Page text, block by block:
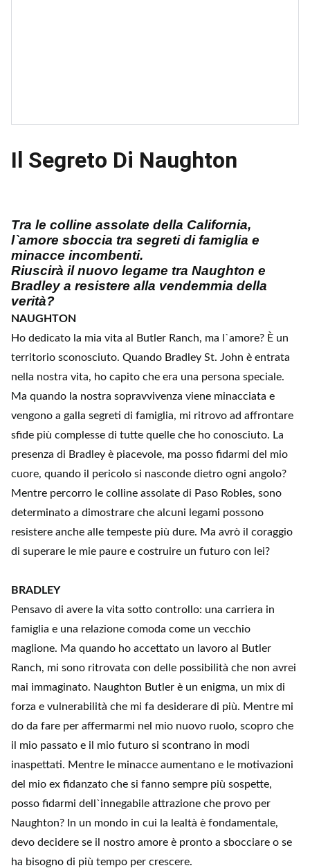
Il Segreto Di Naughton
Tra le colline assolate della California,
l`amore sboccia tra segreti di famiglia e
minacce incombenti.
Riuscirà il nuovo legame tra Naughton e
Bradley a resistere alla vendemmia della
verità?
NAUGHTON
Ho dedicato la mia vita al Butler Ranch, ma l`amore? È un
territorio sconosciuto. Quando Bradley St. John è entrata
nella nostra vita, ho capito che era una persona speciale.
Ma quando la nostra sopravvivenza viene minacciata e
vengono a galla segreti di famiglia, mi ritrovo ad affrontare
sfide più complesse di tutte quelle che ho conosciuto. La
presenza di Bradley è piacevole, ma posso fidarmi del mio
cuore, quando il pericolo si nasconde dietro ogni angolo?
Mentre percorro le colline assolate di Paso Robles, sono
determinato a dimostrare che alcuni legami possono
resistere anche alle tempeste più dure. Ma avrò il coraggio
di superare le mie paure e costruire un futuro con lei?
BRADLEY
Pensavo di avere la vita sotto controllo: una carriera in
famiglia e una relazione comoda come un vecchio
maglione. Ma quando ho accettato un lavoro al Butler
Ranch, mi sono ritrovata con delle possibilità che non avrei
mai immaginato. Naughton Butler è un enigma, un mix di
forza e vulnerabilità che mi fa desiderare di più. Mentre mi
do da fare per affermarmi nel mio nuovo ruolo, scopro che
il mio passato e il mio futuro si scontrano in modi
inaspettati. Mentre le minacce aumentano e le motivazioni
del mio ex fidanzato che si fanno sempre più sospette,
posso fidarmi dell`innegabile attrazione che provo per
Naughton? In un mondo in cui la lealtà è fondamentale,
devo decidere se il nostro amore è pronto a sbocciare o se
ha bisogno di più tempo per crescere.